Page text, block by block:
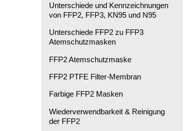
Unterschiede und Kennzeichnungen
von FFP2, FFP3, KN95 und N95
Unterschiede FFP2 zu FFP3
Atemschutzmasken
FFP2 Atemschutzmaske
FFP2 PTFE Filter-Membran
Farbige FFP2 Masken
Wiederverwendbarkeit & Reinigung
der FFP2